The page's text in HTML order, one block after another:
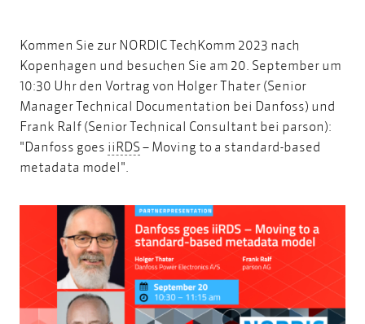
Kommen Sie zur NORDIC TechKomm 2023 nach
Kopenhagen und besuchen Sie am 20. September um
10:30 Uhr den Vortrag von Holger Thater (Senior
Manager Technical Documentation bei Danfoss) und
Frank Ralf (Senior Technical Consultant bei parson):
"Danfoss goes iiRDSiiRDS
– Moving to a standard-based
metadata model".